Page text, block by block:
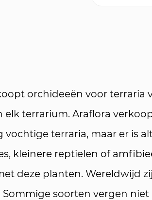
orchideeën voor terraria
elk terrarium. Araflora
terraria, maar er is
kleinere reptielen of
deze planten. Wereldwijd
Sommige soorten vergen